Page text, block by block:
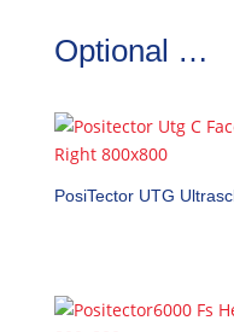
Optional …
PosiTector UTG